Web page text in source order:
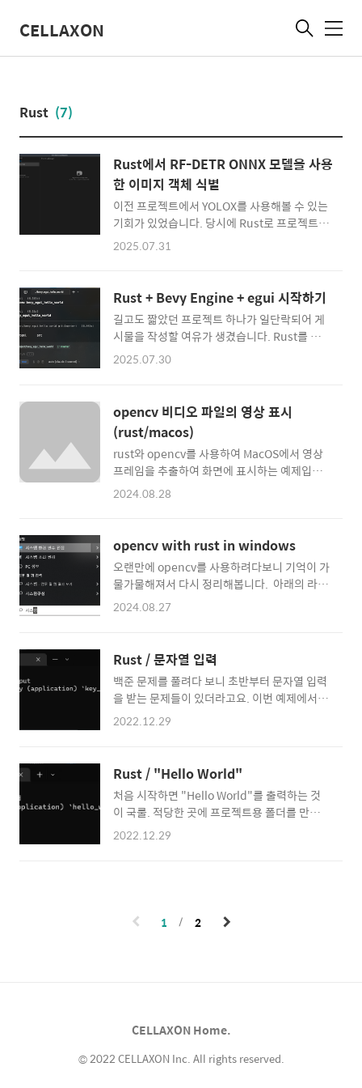
CELLAXON 메
Rust (7)
Rust에서 RF-DETR ONNX 모델을 사용
한 이미지 객체 식별
이전 프로젝트에서 YOLOX를 사용해볼 수 있는
기회가 있었습니다. 당시에 Rust로 프로젝트를
제작하고 있었기 때문에 PyTorch로 학습된 모
onnx로 모델을 변환하고 실행하는 시도도 해보
았습니다. 최종적으로는 속도 차이로 tch-rs(파
이토치 러스트 바인딩)을 사용하여 실행하는 것
으로 결론을 내렸습니다. 당시에 아쉬웠던 부분
은 YOLOX의 동작 속도였는데요. 우연찮게
써봐야지 했습니다. 그리고 드디어 여유 시간이
생겨 실제로 만들어 볼 수 있게 되었습니다. 프
로젝트에서 ONNX 모델을 사용할 예정이기 때..
2025.07.31
Rust + Bevy Engine + egui 시작하기
길고도 짧았던 프로젝트 하나가 일단락되어 게
시물을 작성할 여유가 생겼습니다. Rust를 본
격적으로 업무에 사용하기 시작한 것이 2019년
지가 많지 않은 상황이었습니다. 그나마 그때에
는 간단한 펌웨어 업데이트 프로그램을 만들던
때라 Sciter( https://sciter.com/ )를 사용했
었습니다. 지금이라면 Tauri를 선택했겠지만
Tauri가 1.0이 된 게 2022년도 여름에나 되어
서였네요.시간이 지나 다시 GUI 프로그램을 만
네요. 차트가 필요해서 Chart.js를 사용해서 실
시간으로 업데이트되는 데이터..
2025.07.30
opencv 비디오 파일의 영상 표시
(rust/macos)
rust와 opencv를 사용하여 MacOS에서 영상
프레임을 추출하여 화면에 표시하는 예제입니
다. MacOS에서 opencv 개발 환경을 구성하는
랍니다. opencv-rust/INSTALL.md at
master · twistedfall/opencv-rust
(github.com) opencv-rust/INSTALL.md
at master · twistedfall/opencv-rustRust
bindings for OpenCV 3 & 4. Contribute to
GitHub.github.com 1. 개발..
2024.08.28
opencv with rust in windows
오랜만에 opencv를 사용하려다보니 기억이 가
물가물해져서 다시 정리해봅니다. 아래의 라이
브러리를 사용할 예정이니 이 게시물의 내용만
bindings for OpenCV 3 & 4
(github.com) GitHub -
twistedfall/opencv-rust: Rust bindings
for OpenCV 3 & 4Rust bindings for
OpenCV 3 & 4. Contribute to
GitHub.github.com 1. 개발 환경 구성rust
와 vscode, chocolatey..
2024.08.27
Rust / 문자열 입력
백준 문제를 풀려다 보니 초반부터 문자열 입력
을 받는 문제들이 있더라고요. 이번 예제에서는
문자열을 입력받아서 출력해 보겠습니다. 새로
{ let mut user_input = String::new(); let
stdin = io::stdin(); println!("What is your
name?"); let _result =
stdin.read_line(&mut user_input); let
input = user_input.replace("\r",
2022.12.29
Rust / "Hello World"
처음 시작하면 "Hello World"를 출력하는 것
이 국룰. 적당한 곳에 프로젝트용 폴더를 만들고
새로운 프로젝트를 생성합니다. cargo new
을 열어보겠습니다. 프로젝트 생성만 했지만 이
미 "Hello, world!"가 있습니다. 굿! 요대로 프
를 받으실 수 있습니다. ht..
2022.12.29
1 2
CELLAXON Home.
© 2022 CELLAXON Inc. All rights reserved.